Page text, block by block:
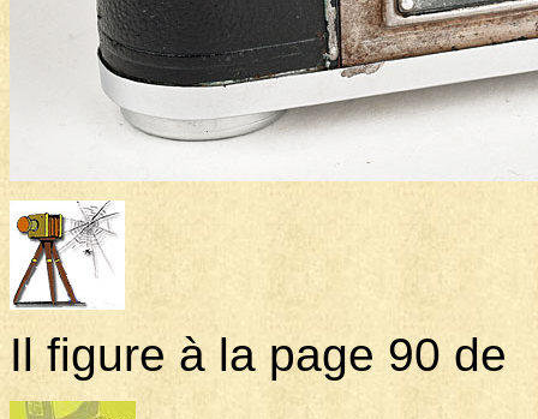
Il figure à la page 90 de